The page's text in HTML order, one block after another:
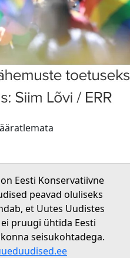
Eesti Konservatiivne
peavad oluliseks
et Uutes Uudistes
pruugi ühtida Eesti
seisukohtadega.